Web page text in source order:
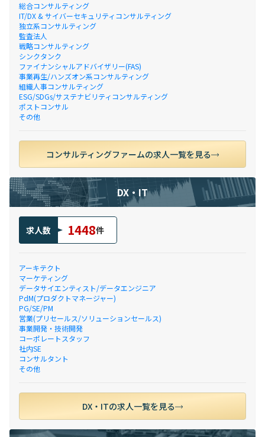
総合コンサルティング
IT/DX & サイバーセキュリティコンサルティング
独立系コンサルティング
監査法人
戦略コンサルティング
シンクタンク
ファイナンシャルアドバイザリー(FAS)
事業再生/ハンズオン系コンサルティング
組織人事コンサルティング
ESG/SDGs/サステナビリティコンサルティング
ポストコンサル
その他
コンサルティングファームの求人一覧を見る
DX・IT
求人数 1448件
アーキテクト
マーケティング
データサイエンティスト/データエンジニア
PdM(プロダクトマネージャー)
PG/SE/PM
営業(プリセールス/ソリューションセールス)
事業開発・技術開発
コーポレートスタッフ
社内SE
コンサルタント
その他
DX・ITの求人一覧を見る